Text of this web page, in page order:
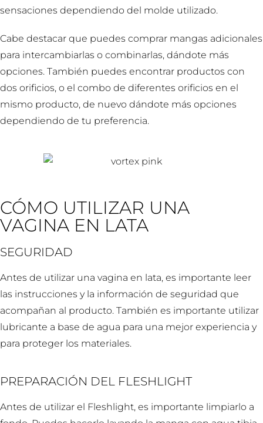
sensaciones dependiendo del molde utilizado.
Cabe destacar que puedes comprar mangas adicionales
para intercambiarlas o combinarlas, dándote más
opciones. También puedes encontrar productos con
dos orificios, o el combo de diferentes orificios en el
mismo producto, de nuevo dándote más opciones
dependiendo de tu preferencia.
CÓMO UTILIZAR UNA
VAGINA EN LATA
SEGURIDAD
Antes de utilizar una vagina en lata, es importante leer
las instrucciones y la información de seguridad que
acompañan al producto. También es importante utilizar
lubricante a base de agua para una mejor experiencia y
para proteger los materiales.
PREPARACIÓN DEL FLESHLIGHT
Antes de utilizar el Fleshlight, es importante limpiarlo a